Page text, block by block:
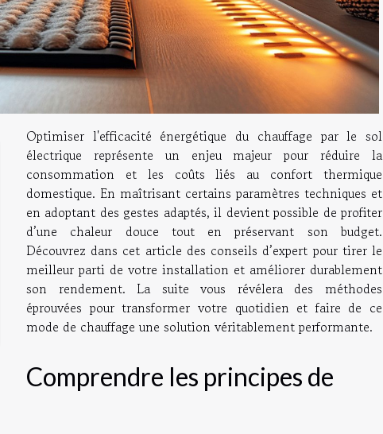
Optimiser l'efficacité énergétique du chauffage par le sol
électrique représente un enjeu majeur pour réduire la
consommation et les coûts liés au confort thermique
domestique. En maîtrisant certains paramètres techniques et
en adoptant des gestes adaptés, il devient possible de profiter
d’une chaleur douce tout en préservant son budget.
Découvrez dans cet article des conseils d’expert pour tirer le
meilleur parti de votre installation et améliorer durablement
son rendement. La suite vous révélera des méthodes
éprouvées pour transformer votre quotidien et faire de ce
mode de chauffage une solution véritablement performante.
Comprendre les principes de